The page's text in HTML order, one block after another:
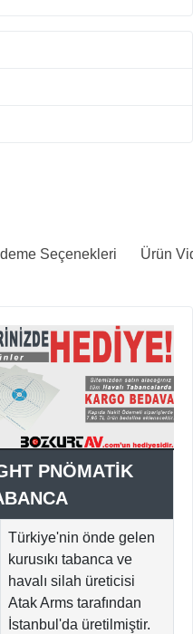
Seçenekleri Ürün
PNÖMATİK
Türkiye'nin önde gelen
kurusıkı tabanca ve
havalı silah üreticisi
Atak Arms tarafından
İstanbul'da üretilmiştir.